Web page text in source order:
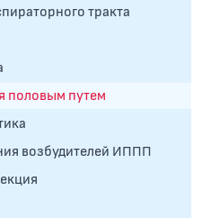
тракта
половым путем
возбудителей ИППП